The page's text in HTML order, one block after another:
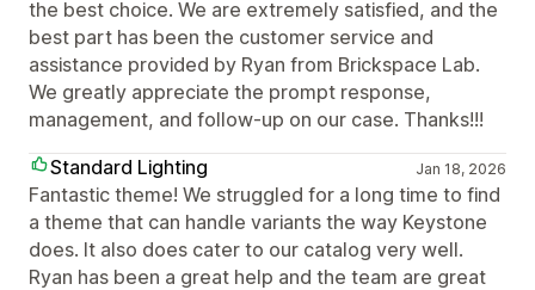
the best choice. We are extremely satisfied, and the
best part has been the customer service and
assistance provided by Ryan from Brickspace Lab.
We greatly appreciate the prompt response,
management, and follow-up on our case. Thanks!!!
Standard Lighting
Jan 18, 2026
Fantastic theme! We struggled for a long time to find
a theme that can handle variants the way Keystone
does. It also does cater to our catalog very well.
Ryan has been a great help and the team are great